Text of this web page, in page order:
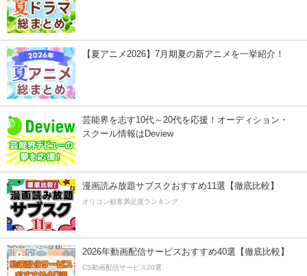
【夏アニメ2026】7月期夏の新アニメを一挙紹介！
芸能界を志す10代～20代を応援！オーディション・
スクール情報はDeview
漫画読み放題サブスクおすすめ11選【徹底比較】
オリコン顧客満足度ランキング
2026年動画配信サービスおすすめ40選【徹底比較】
CS動画配信サービス20選